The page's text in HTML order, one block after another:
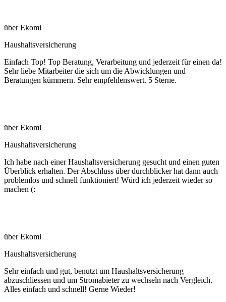
über Ekomi
Haushaltsversicherung
Einfach Top! Top Beratung, Verarbeitung und jederzeit für einen da!
Sehr liebe Mitarbeiter die sich um die Abwicklungen und
Beratungen kümmern. Sehr empfehlenswert. 5 Sterne.
über Ekomi
Haushaltsversicherung
Ich habe nach einer Haushaltsversicherung gesucht und einen guten
Überblick erhalten. Der Abschluss über durchblicker hat dann auch
problemlos und schnell funktioniert! Würd ich jederzeit wieder so
machen (:
über Ekomi
Haushaltsversicherung
Sehr einfach und gut, benutzt um Haushaltsversicherung
abzuschliessen und um Stromabieter zu wechseln nach Vergleich.
Alles einfach und schnell! Gerne Wieder!